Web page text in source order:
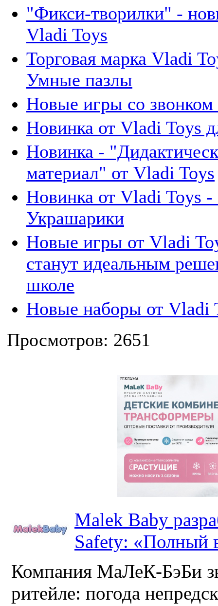
"Фикси-творилки" -
Vladi Toys
Торговая марка Vladi
Умные пазлы
Новые игры со
Новинка от Vladi Toys
Новинка -
материал" от Vladi Toys
Новинка от Vladi Toys -
Украшарики
Новые игры от Vladi
станут идеальным
школе
Новые наборы от
Просмотров: 2651
РЕКЛАМА
Malek Baby
Safety: «Полный
Компания МаЛеК-БэБи
ритейле: погода